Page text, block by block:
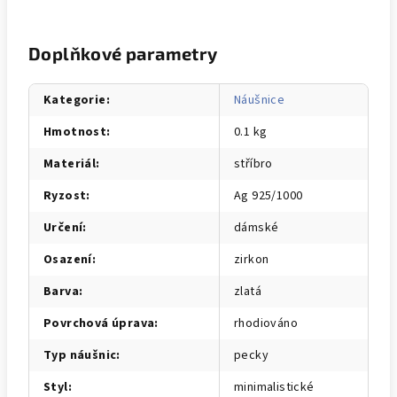
Doplňkové parametry
Kategorie:
Náušnice
Hmotnost:
0.1 kg
Materiál:
stříbro
Ryzost:
Ag 925/1000
Určení:
dámské
Osazení:
zirkon
Barva:
zlatá
Povrchová úprava:
rhodiováno
Typ náušnic:
pecky
Styl:
minimalistické